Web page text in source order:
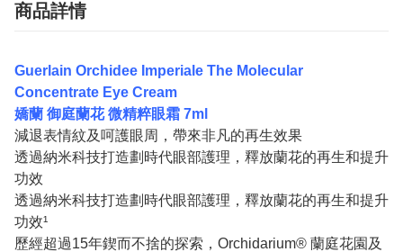
商品詳情
Guerlain Orchidee Imperiale The Molecular
Concentrate Eye Cream
嬌蘭 御庭蘭花 微精粹眼霜 7ml
減退表情紋及呵護眼周，帶來非凡的再生效果
透過納米科技打造劃時代眼部護理，釋放蘭花的再生和提升
功效
透過納米科技打造劃時代眼部護理，釋放蘭花的再生和提升
功效¹
歷經超過15年鍥而不捨的探索，Orchidarium® 蘭庭花園及